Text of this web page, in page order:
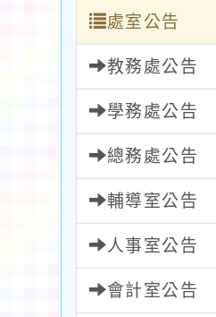
處室公告
教務處公告
學務處公告
總務處公告
輔導室公告
人事室公告
會計室公告